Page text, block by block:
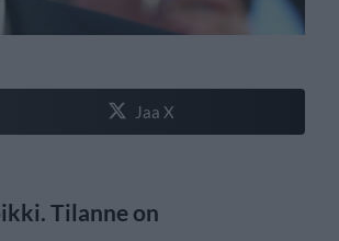
Jaa X
Tilanne on